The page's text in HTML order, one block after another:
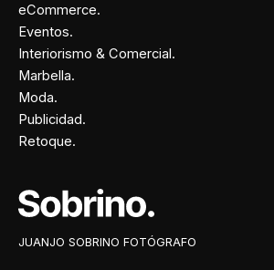
eCommerce.
Eventos.
Interiorismo & Comercial.
Marbella.
Moda.
Publicidad.
Retoque.
JUANJO SOBRINO FOTÓGRAFO